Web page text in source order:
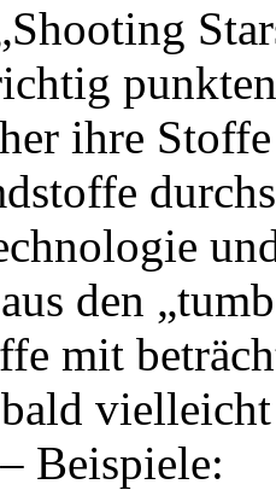
ihre
den
mit
Beispiele: